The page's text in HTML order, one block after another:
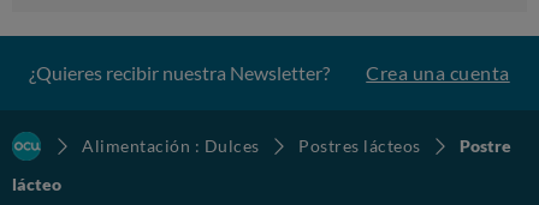
¿Quieres recibir nuestra Newsletter? Crea una cuenta
Alimentación : Dulces Postres lácteos
Postre
lácteo